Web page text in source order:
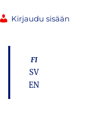
Kirjaudu sisään
FI
SV
EN